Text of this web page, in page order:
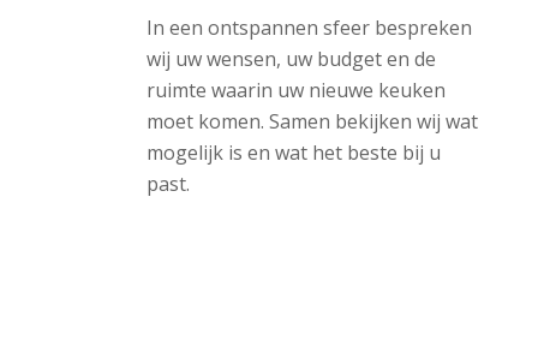
In een ontspannen sfeer bespreken
wij uw wensen, uw budget en de
ruimte waarin uw nieuwe keuken
moet komen. Samen bekijken wij wat
mogelijk is en wat het beste bij u
past.